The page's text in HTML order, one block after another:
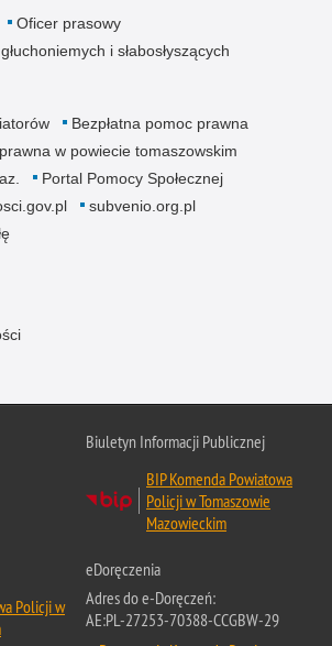
Oficer prasowy
i słabosłyszących
Bezpłatna pomoc prawna
w powiecie tomaszowskim
Portal Pomocy Społecznej
subvenio.org.pl
Biuletyn Informacji Publicznej
BIP Komenda Powiatowa
Policji w Tomaszowie
Mazowieckim
Policji w
eDoręczenia
Adres do e-Doręczeń:
AE:PL-27253-70388-CCGBW-29